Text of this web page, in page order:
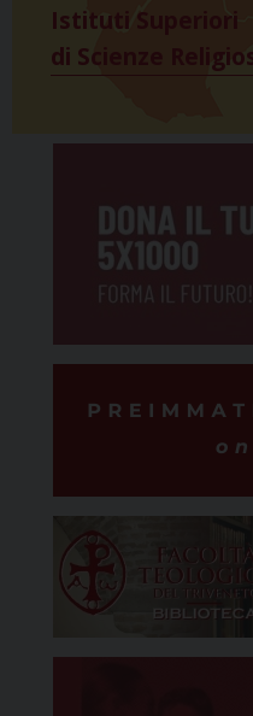
Istituti Superiori
di Scienze